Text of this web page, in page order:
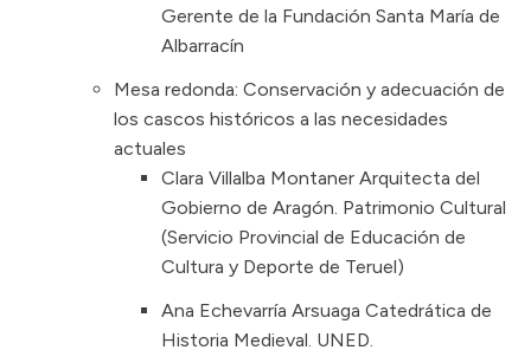
Gerente de la Fundación Santa María de
Albarracín
Mesa redonda: Conservación y adecuación de
los cascos históricos a las necesidades
actuales
Clara Villalba Montaner Arquitecta del
Gobierno de Aragón. Patrimonio Cultural
(Servicio Provincial de Educación de
Cultura y Deporte de Teruel)
Ana Echevarría Arsuaga Catedrática de
Historia Medieval. UNED.